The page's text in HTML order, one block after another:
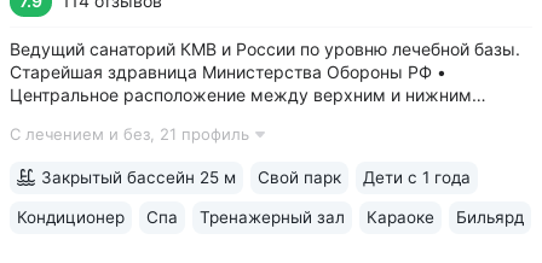
Ведущий санаторий КМВ и России по уровню лечебной базы.
Старейшая здравница Министерства Обороны РФ •
Центральное расположение между верхним и нижним
арфа, бульвар Гагарина, нижний — Дом-музей Лермонтова,
С лечением и без, 21 профиль
Закрытый бассейн 25 м Свой парк Дети с 1 года
Кондиционер Спа Тренажерный зал Караоке Бильярд